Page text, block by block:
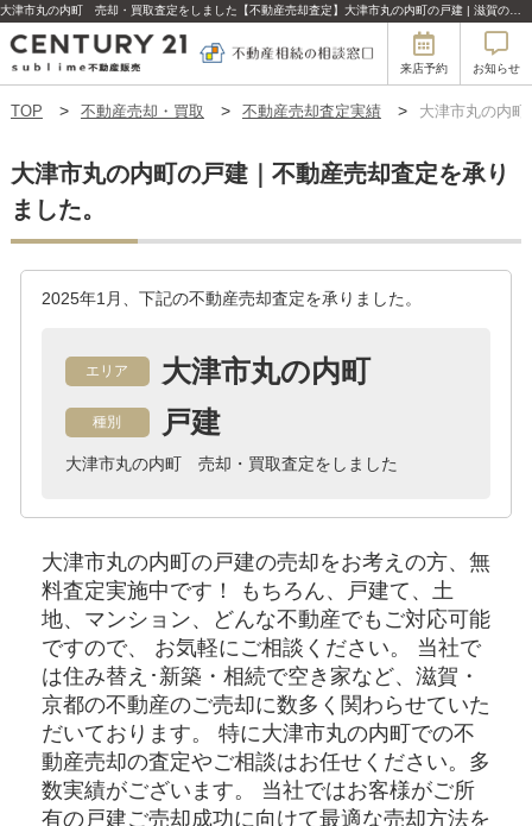
来店予約 お知らせ
TOP 不動産売却・買取 不動産売却査定実績 大津市丸の内
大津市丸の内町の戸建｜不動産売却査定を承り
ました。
2025年1月、下記の不動産売却査定を承りました。
エリア 大津市丸の内町
種別 戸建
大津市丸の内町 売却・買取査定をしました
大津市丸の内町の戸建の売却をお考えの方、無
料査定実施中です！
もちろん、戸建て、土
地、マンション、どんな不動産でもご対応可能
ですので、 お気軽にご相談ください。
当社で
は住み替え･新築・相続で空き家など、滋賀・
京都の不動産のご売却に数多く関わらせていた
だいております。
特に大津市丸の内町での不
動産売却の査定やご相談はお任せください。多
数実績がございます。
当社ではお客様がご所
有の戸建ご売却成功に向けて最適な売却方法を